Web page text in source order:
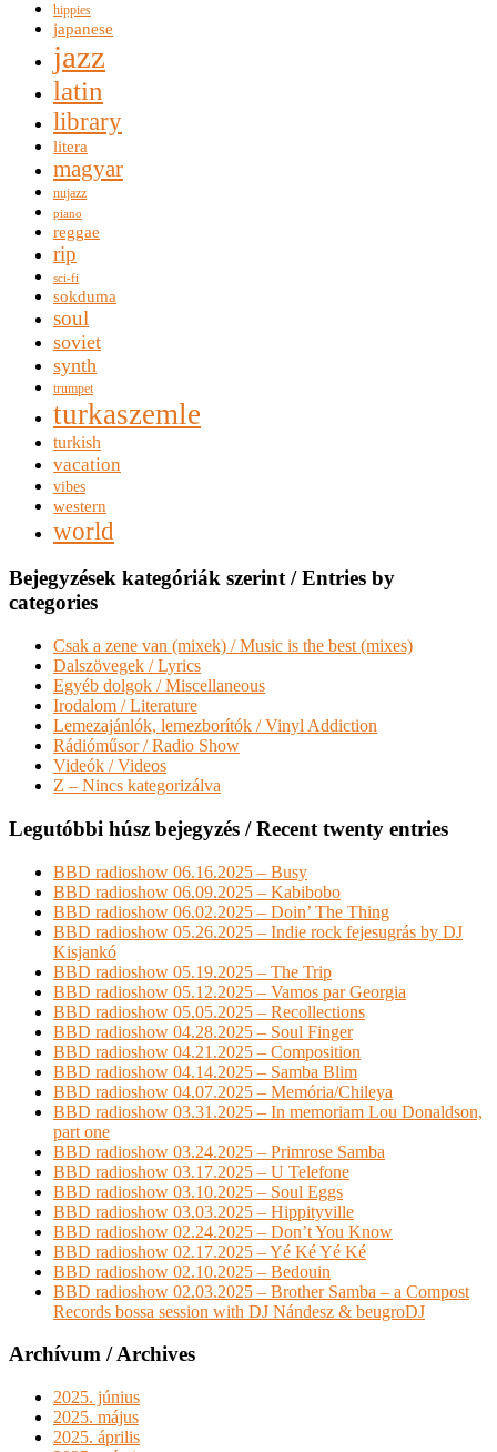
hippies
japanese
jazz
latin
library
litera
magyar
nujazz
piano
reggae
rip
sci-fi
sokduma
soul
soviet
synth
trumpet
turkaszemle
turkish
vacation
vibes
western
world
Bejegyzések kategóriák szerint / Entries by
categories
Csak a zene van (mixek) / Music is the best (mixes)
Dalszövegek / Lyrics
Egyéb dolgok / Miscellaneous
Irodalom / Literature
Lemezajánlók, lemezborítók / Vinyl Addiction
Rádióműsor / Radio Show
Videók / Videos
Z – Nincs kategorizálva
Legutóbbi húsz bejegyzés / Recent twenty entries
BBD radioshow 06.16.2025 – Busy
BBD radioshow 06.09.2025 – Kabibobo
BBD radioshow 06.02.2025 – Doin’ The Thing
BBD radioshow 05.26.2025 – Indie rock fejesugrás by DJ
Kisjankó
BBD radioshow 05.19.2025 – The Trip
BBD radioshow 05.12.2025 – Vamos par Georgia
BBD radioshow 05.05.2025 – Recollections
BBD radioshow 04.28.2025 – Soul Finger
BBD radioshow 04.21.2025 – Composition
BBD radioshow 04.14.2025 – Samba Blim
BBD radioshow 04.07.2025 – Memória/Chileya
BBD radioshow 03.31.2025 – In memoriam Lou Donaldson,
part one
BBD radioshow 03.24.2025 – Primrose Samba
BBD radioshow 03.17.2025 – U Telefone
BBD radioshow 03.10.2025 – Soul Eggs
BBD radioshow 03.03.2025 – Hippityville
BBD radioshow 02.24.2025 – Don’t You Know
BBD radioshow 02.17.2025 – Yé Ké Yé Ké
BBD radioshow 02.10.2025 – Bedouin
BBD radioshow 02.03.2025 – Brother Samba – a Compost
Records bossa session with DJ Nándesz & beugroDJ
Archívum / Archives
2025. június
2025. május
2025. április